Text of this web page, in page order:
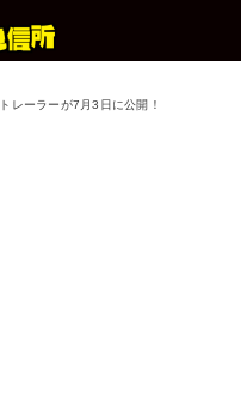
レーラーが7月3日に公開！